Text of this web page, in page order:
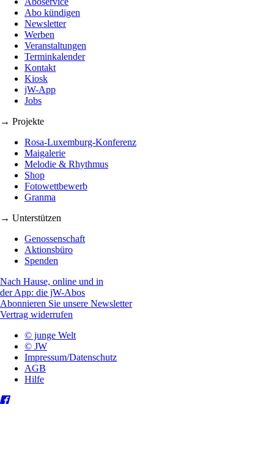
Abo kündigen
Newsletter
Werben
Veranstaltungen
Terminkalender
Kontakt
Kiosk
jW-App
Jobs
→ Projekte
Rosa-Luxemburg-Konferenz
Maigalerie
Melodie & Rhythmus
Shop
Fotowettbewerb
Granma
→ Unterstützen
Genossenschaft
Aktionsbüro
Spenden
Nach Hause, online und in
der App: die jW-Abos
Abonnieren Sie unsere Newsletter
Vertrag widerrufen
© junge Welt
© JW
Impressum/Datenschutz
AGB
Hilfe